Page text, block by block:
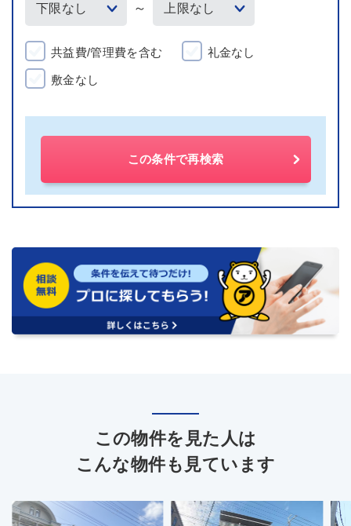
～
共益費/管理費を含む 礼金なし
敷金なし
この条件で再検索
この物件を見た人は
こんな物件も見ています